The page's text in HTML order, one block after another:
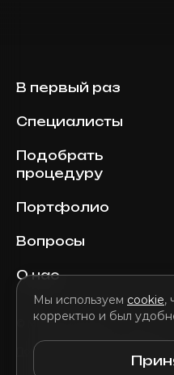
Мы используем cookie,
корректно и был
В первый раз
Специалисты
Подобрать
процедуру
Портфолио
Вопросы
О нас
© MILENA AESTHETIC, 2026 E-
Политика конфиденциальности